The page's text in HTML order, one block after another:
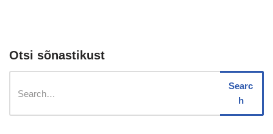
Otsi sõnastikust
Searc
h